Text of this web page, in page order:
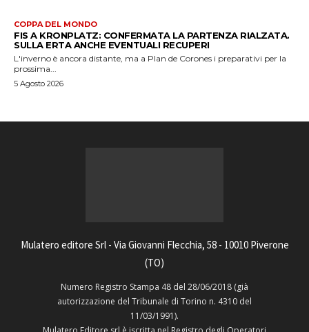
COPPA DEL MONDO
FIS A KRONPLATZ: CONFERMATA LA PARTENZA RIALZATA.
SULLA ERTA ANCHE EVENTUALI RECUPERI
L'inverno è ancora distante, ma a Plan de Corones i preparativi per la
prossima...
5 Agosto 2026
Mulatero editore Srl - Via Giovanni Flecchia, 58 - 10010 Piverone
(TO)
Numero Registro Stampa 48 del 28/06/2018 (già
autorizzazione del Tribunale di Torino n. 4310 del
11/03/1991).